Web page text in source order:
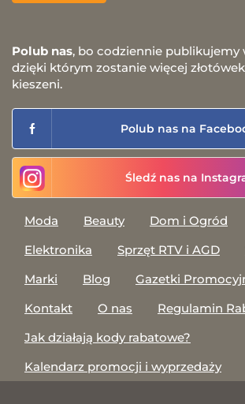
Polub nas, bo codziennie publikujemy
dzięki którym zostanie więcej
kieszeni.
Polub nas na
Śledź nas na
Moda Beauty Dom i Ogród
Elektronika
Sprzęt RTV i AGD
Marki
Blog
Gazetki
Kontakt
O nas Regulamin
Jak działają kody rabatowe?
Kalendarz promocji i wyprzedaży